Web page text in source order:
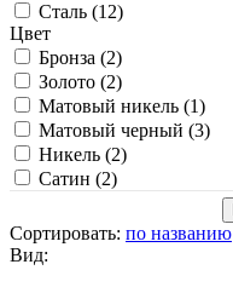
Сталь (12)
Цвет
Бронза (2)
Золото (2)
Матовый никель (1)
Матовый черный (3)
Никель (2)
Сатин (2)
Сортировать: по названию
Вид: